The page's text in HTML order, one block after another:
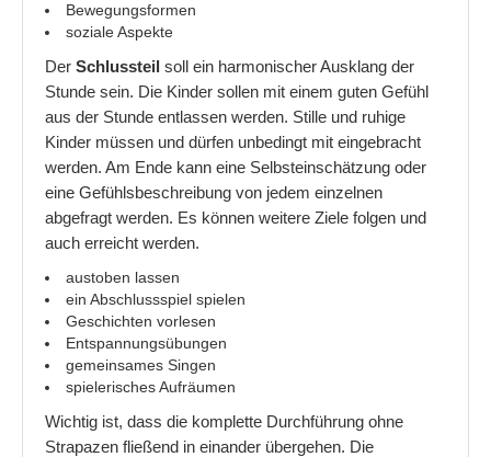
Bewegungsformen
soziale Aspekte
Der Schlussteil soll ein harmonischer Ausklang der
Stunde sein. Die Kinder sollen mit einem guten Gefühl
aus der Stunde entlassen werden. Stille und ruhige
Kinder müssen und dürfen unbedingt mit eingebracht
werden. Am Ende kann eine Selbsteinschätzung oder
eine Gefühlsbeschreibung von jedem einzelnen
abgefragt werden. Es können weitere Ziele folgen und
auch erreicht werden.
austoben lassen
ein Abschlussspiel spielen
Geschichten vorlesen
Entspannungsübungen
gemeinsames Singen
spielerisches Aufräumen
Wichtig ist, dass die komplette Durchführung ohne
Strapazen fließend in einander übergehen. Die